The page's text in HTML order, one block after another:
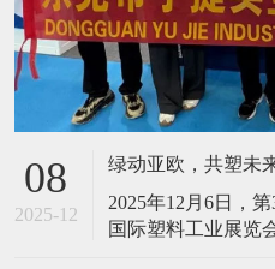
08
2025-12
绿动亚欧，共塑未
2025年12月6日，
国际塑料工业展览